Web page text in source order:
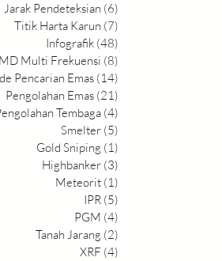
Jarak Pendeteksian (6)
Titik Harta Karun (7)
Infografik (48)
Multi Frekuensi (8)
Pencarian Emas (14)
Pengolahan Emas (21)
Tembaga (4)
Smelter (5)
Gold Sniping (1)
Highbanker (3)
Meteorit (1)
IPR (5)
PGM (4)
Tanah Jarang (2)
XRF (4)